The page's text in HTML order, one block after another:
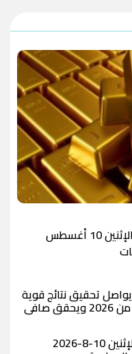
-1.0000
تراجع أسعار الذهب في مصر اليوم الإثنين 10 أغسطس
تحقيق نتائج قوية
خلال النصف الأول من 2026 ويحقق صافي
3.6 مليار جنيه مع ارتفاع إجمالي
الأصول بنسبة 13.6% مدعومًا بنمو متوازن
سعر الدولار اليوم الإثنين 10-8-2026